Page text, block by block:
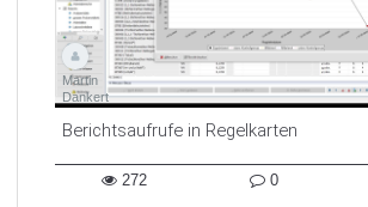
Martin
Dankert
Berichtsaufrufe in Regelkarten
01:53 duration
272
0